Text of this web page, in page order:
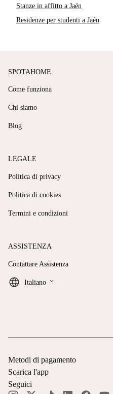
Stanze in affitto a Jaén
Residenze per studenti a Jaén
SPOTAHOME
Come funziona
Chi siamo
Blog
LEGALE
Politica di privacy
Politica di cookies
Termini e condizioni
ASSISTENZA
Contattare Assistenza
Italiano keyboard_arrow_down
Metodi di pagamento
Scarica l'app
Seguici